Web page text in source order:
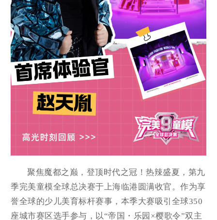
聚焦魔都之巅，登顶时代之冠！热辣盛夏，第九
季完美童模全球总决赛于上海临港圆满收官。作为享
誉全球的少儿美育标杆赛事，本季大赛吸引全球350
座城市赛区选手参与，以“帝国・乐园×樱歌令”双主